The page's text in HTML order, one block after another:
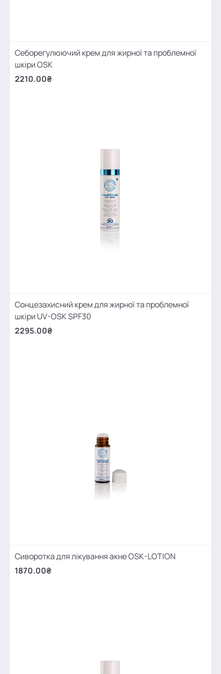
Себорегулюючий крем для жирної та проблемної
шкіри OSK
2210.00₴
Сонцезахисний крем для жирної та проблемної
шкіри UV-OSK SPF30
2295.00₴
Сиворотка для лікування акне OSK-LOTION
1870.00₴